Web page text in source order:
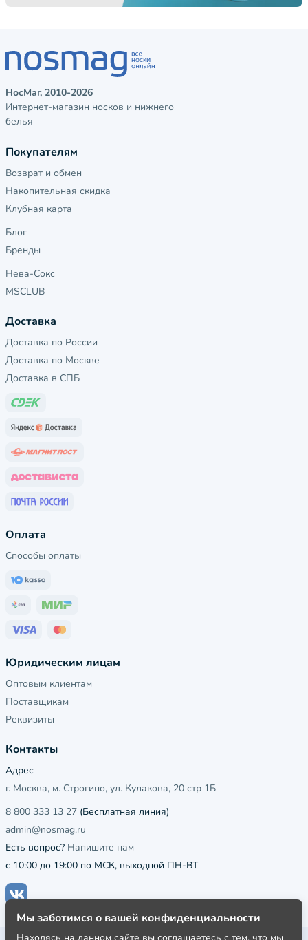
НосМаг, 2010-2026
Интернет-магазин носков и нижнего
белья
Покупателям
Возврат и обмен
Накопительная скидка
Клубная карта
Блог
Бренды
Нева-Сокс
MSCLUB
Доставка
Доставка по России
Доставка по Москве
Доставка в СПБ
Оплата
Способы оплаты
Юридическим лицам
Оптовым клиентам
Поставщикам
Реквизиты
Контакты
Адрес
г. Москва, м. Строгино, ул. Кулакова, 20 стр 1Б
8 800 333 13 27 (Бесплатная линия)
admin@nosmag.ru
Есть вопрос? Напишите нам
с 10:00 до 19:00 по МСК, выходной ПН-ВТ
Мы заботимся о вашей конфиденциальности